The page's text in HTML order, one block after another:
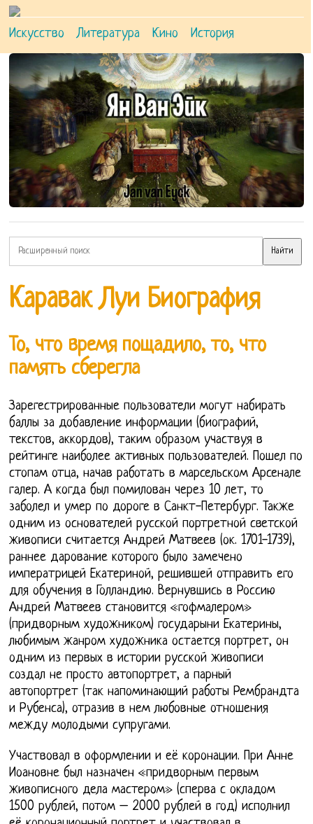
Искусство Литература Кино История
Каравак Луи Биография
То, что время пощадило, то, что
память сберегла
Зарегестрированные пользователи могут набирать
баллы за добавление информации (биографий,
текстов, аккордов), таким образом участвуя в
рейтинге наиболее активных пользователей. Пошел по
стопам отца, начав работать в марсельском Арсенале
галер. А когда был помилован через 10 лет, то
заболел и умер по дороге в Санкт-Петербург. Также
одним из основателей русской портретной светской
живописи считается Андрей Матвеев (ок. 1701-1739),
раннее дарование которого было замечено
императрицей Екатериной, решившей отправить его
для обучения в Голландию. Вернувшись в Россию
Андрей Матвеев становится «гофмалером»
(придворным художником) государыни Екатерины,
любимым жанром художника остается портрет, он
одним из первых в истории русской живописи
создал не просто автопортрет, а парный
автопортрет (так напоминающий работы Рембрандта
и Рубенса), отразив в нем любовные отношения
между молодыми супругами.
Участвовал в оформлении и её коронации. При Анне
Иоановне был назначен «придворным первым
живописного дела мастером» (сперва с окладом
1500 рублей, потом – 2000 рублей в год) исполнил